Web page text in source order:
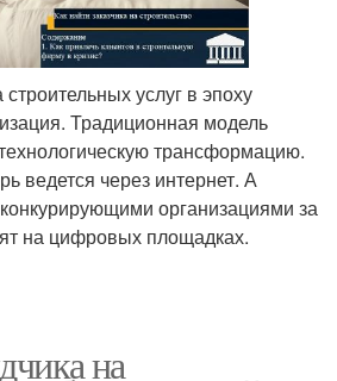
услуг в эпоху
Традиционная модель
трансформацию.
ведется через интернет. А
организациями за
на цифровых площадках.
на